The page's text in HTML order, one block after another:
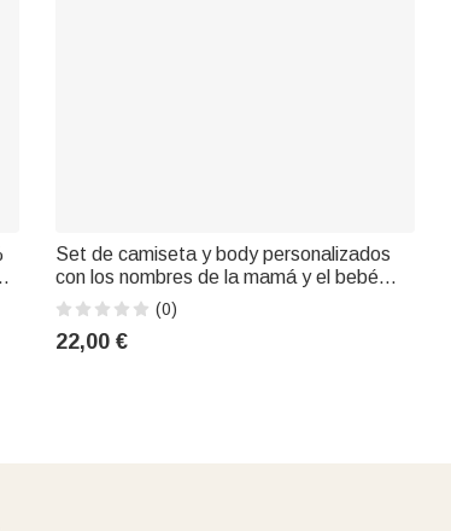
Set de camiseta y body personalizados
con los nombres de la mamá y el bebé
para el Día de la Madre Regalo de
cumpleaños para la mamá primeriza
(0)
22,00 €